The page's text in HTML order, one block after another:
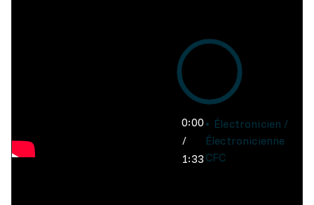
0:00
/
1:33
Électronicien /
Électronicienne
CFC